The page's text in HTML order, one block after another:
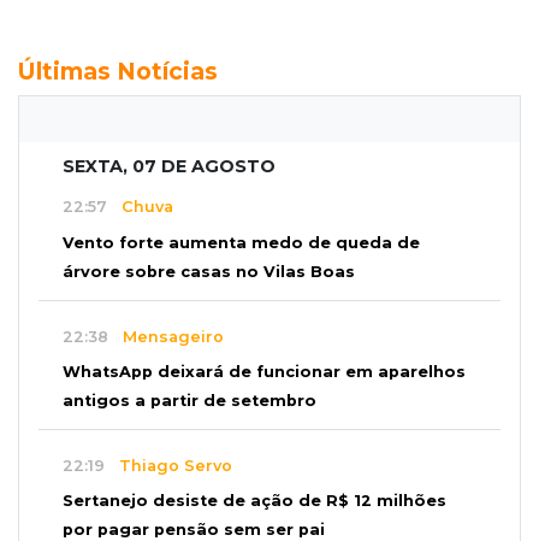
Últimas Notícias
SEXTA, 07 DE AGOSTO
22:57 Chuva
Vento forte aumenta medo de queda de
árvore sobre casas no Vilas Boas
22:38 Mensageiro
WhatsApp deixará de funcionar em aparelhos
antigos a partir de setembro
22:19 Thiago Servo
Sertanejo desiste de ação de R$ 12 milhões
por pagar pensão sem ser pai